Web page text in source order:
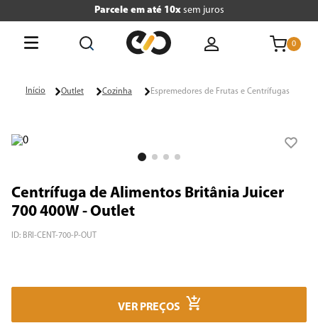
Parcele em até 10xsem juros
0
Outlet Cozinha Espremedores de Frutas e Centrífugas
Centrífuga de Alimentos Britânia Juicer
700 400W - Outlet
ID: BRI-CENT-700-P-OUT
VER PREÇOS
3º air fryer
4º microondas
7º cafeteira